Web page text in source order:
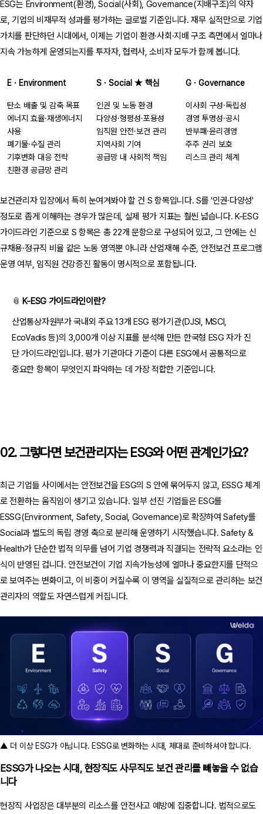
ESG는 Environment(환경), Social(사회), Governance(지배구조)의 약자
로, 기업의 비재무적 성과를 평가하는 글로벌 기준입니다. 재무 실적만으로 기업
가치를 판단하던 시대에서, 이제는 기업이 환경·사회·지배 구조 측면에서 얼마나
지속 가능하게 운영되는지를 투자자, 협력사, 소비자 모두가 함께 봅니다.
E · Environment S · Social ★ 핵심 G · Governance
탄소 배출 및 감축 목표
에너지 효율·재생에너지
사용
폐기물·수질 관리
기후변화 대응 전략
친환경 공급망 관리
인권 및 노동 환경
다양성·형평성·포용성
임직원 안전·보건 관리
지역사회 기여
공급망 내 사회적 책임
이사회 구성·독립성
경영 투명성·공시
반부패·윤리경영
주주 권리 보호
리스크 관리 체계
보건관리자 입장에서 특히 눈여겨봐야 할 건 S 항목입니다. S를 '인권·다양성'
정도로 좁게 이해하는 경우가 많은데, 실제 평가 지표는 훨씬 넓습니다. K-ESG
가이드라인 기준으로 S 항목은 총 22개 문항으로 구성되어 있고, 그 안에는 신
규채용·정규직 비율 같은 노동 영역뿐 아니라 산업재해 수준, 안전보건 프로그램
운영 여부, 임직원 건강증진 활동이 명시적으로 포함됩니다.
📎 K-ESG 가이드라인이란?
산업통상자원부가 국내외 주요 13개 ESG 평가기관(DJSI, MSCI,
EcoVadis 등)의 3,000개 이상 지표를 분석해 만든 한국형 ESG 자가 진
단 가이드라인입니다. 평가 기관마다 기준이 다른 ESG에서 공통적으로
중요한 항목이 무엇인지 파악하는 데 가장 적합한 기준입니다.
02. 그렇다면 보건관리자는 ESG와 어떤 관계인가요?
최근 기업들 사이에서는 안전보건을 ESG의 S 안에 묶어두지 않고, ESSG 체계
로 전환하는 움직임이 생기고 있습니다. 일부 선진 기업들은 ESG를
ESSG(Environment, Safety, Social, Governance)로 확장하여 Safety를
Social과 별도의 독립 경영 축으로 분리해 운영하기 시작했습니다. Safety &
Health가 단순한 법적 의무를 넘어 기업 경쟁력과 직결되는 전략적 요소라는 인
식이 반영된 겁니다. 안전보건이 기업 지속가능성에 얼마나 중요한지를 단적으
로 보여주는 변화이고, 이 비중이 커질수록 이 영역을 실질적으로 관리하는 보건
관리자의 역할도 자연스럽게 커집니다.
▲ 더 이상 ESG가 아닙니다. ESSG로 변화하는 시대, 제대로 준비하셔야 합니다.
ESSG가 나오는 시대, 현장직도 사무직도 보건 관리를 빼놓을 수 없습
니다
현장직 사업장은 대부분의 리소스를 안전사고 예방에 집중합니다. 법적으로도